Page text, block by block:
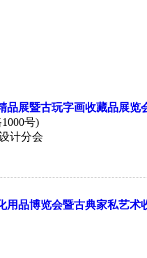
品展暨古玩字画收藏品展览
号)
计分会
用品博览会暨古典家私艺术